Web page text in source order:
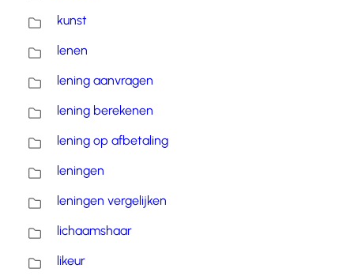
kunst
lenen
lening aanvragen
lening berekenen
lening op afbetaling
leningen
leningen vergelijken
lichaamshaar
likeur